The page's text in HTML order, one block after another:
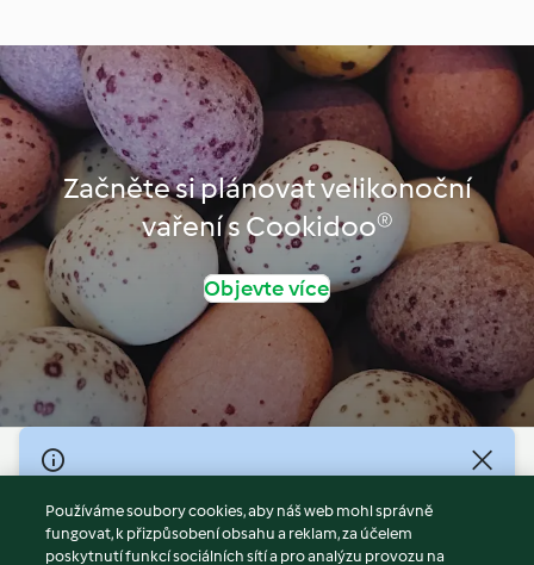
Začněte si plánovat velikonoční
vaření s Cookidoo®
Objevte více
© Copyright 2026
Podmínky užívání
Zásady ochrany osobních údajů
Používáme soubory cookies, aby náš web mohl správně
fungovat, k přizpůsobení obsahu a reklam, za účelem
poskytnutí funkcí sociálních sítí a pro analýzu provozu na